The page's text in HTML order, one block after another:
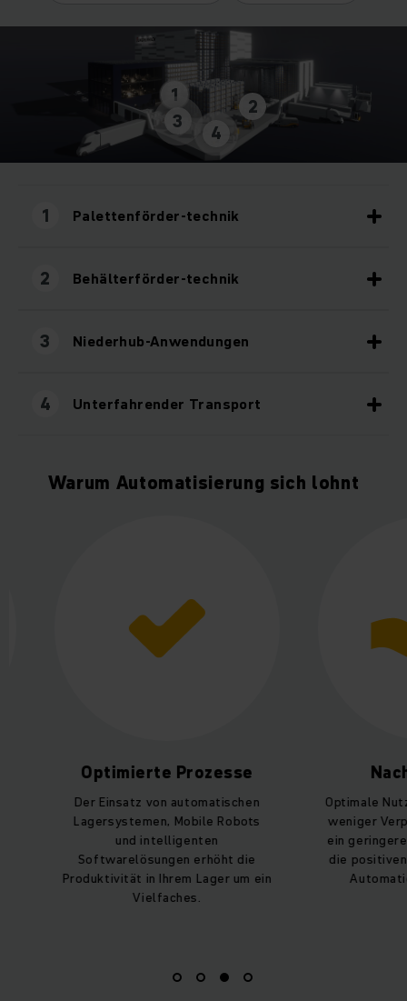
1
2
3
4
1 Palettenförder-technik
2 Behälterförder-technik
3 Niederhub-Anwendungen
4 Unterfahrender Transport
Warum Automatisierung sich lohnt
Optimierte Prozesse
Der Einsatz von automatischen
Lagersystemen, Mobile Robots
und intelligenten
Softwarelösungen erhöht die
Produktivität in Ihrem Lager um ein
Vielfaches.
Optimale
weniger
ein geringerer
die positiven
Automation